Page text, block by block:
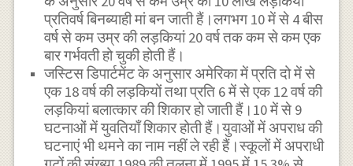
प्रतिवर्ष बिनब्याही मां बन जाती हैं।लगभग 10 में से 4 बीस
वर्ष से कम उम्र की लड़कियां 20 वर्ष तक कम से कम एक
बार गर्भवती हो चुकी होती हैं।
जस्टिस डिपार्टमेंट के अनुसार अमेरिका में प्रति दो में से
एक 18 वर्ष की लड़कियों तथा प्रति 6 में से एक 12 वर्ष की
लड़कियां बलात्कार की शिकार हो जाती हैं।10 में से 9
घटनाओं में युवतियाँ शिकार होती हैं।युवाओं में अपराध की
घटनाएं भी थमने का नाम नहीं ले रही हैं।स्कूलों में अपराधी